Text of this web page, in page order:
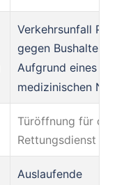
Verkehrsunfall
gegen
Aufgrund eines
medizinischen
Türöffnung für den
Rettungsdienst
Auslaufende